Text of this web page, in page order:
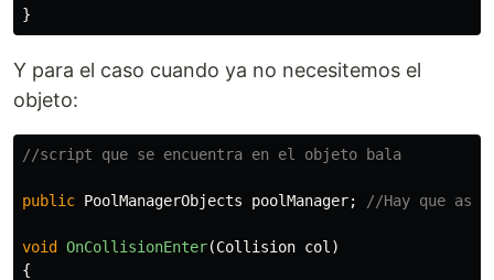
}
Y para el caso cuando ya no necesitemos el
objeto:
//script que se encuentra en el objeto bala
public PoolManagerObjects poolManager; //Hay que
void OnCollisionEnter(Collision col )
{